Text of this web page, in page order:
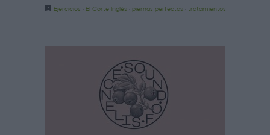
Ejercicios
El Corte Inglés piernas perfectas tratamientos